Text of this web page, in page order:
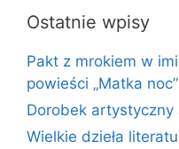
Ostatnie wpisy
Pakt z mrokiem w
powieści „Matka
Dorobek artystyczny
Wielkie dzieła